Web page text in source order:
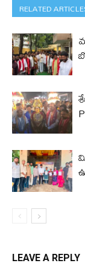
RELATED
LEAVE A REPLY